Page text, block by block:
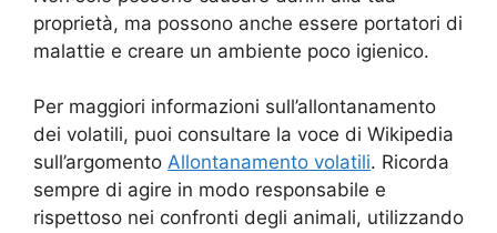
proprietà, ma possono anche essere portatori di
malattie e creare un ambiente poco igienico.
Per maggiori informazioni sull’allontanamento
dei volatili, puoi consultare la voce di Wikipedia
sull’argomento Allontanamento volatili. Ricorda
sempre di agire in modo responsabile e
rispettoso nei confronti degli animali, utilizzando